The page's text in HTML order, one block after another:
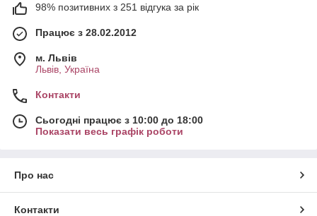
98% позитивних з 251 відгука за рік
Працює з 28.02.2012
м. Львів
Львів, Україна
Контакти
Сьогодні працює з 10:00 до 18:00
Показати весь графік роботи
Про нас
Контакти